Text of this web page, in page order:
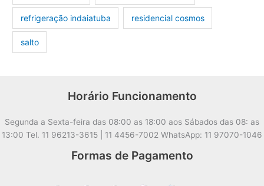
refrigeração indaiatuba residencial cosmos
salto
Horário Funcionamento
Segunda a Sexta-feira das 08:00 as 18:00 aos Sábados das 08: as
13:00 Tel. 11 96213-3615 | 11 4456-7002 WhatsApp: 11 97070-1046
Formas de Pagamento